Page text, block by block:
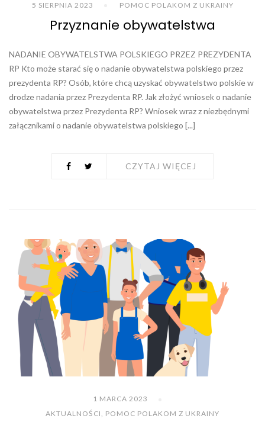
5 SIERPNIA 2023 POMOC POLAKOM Z UKRAINY
Przyznanie obywatelstwa
NADANIE OBYWATELSTWA POLSKIEGO PRZEZ PREZYDENTA
RP Kto może starać się o nadanie obywatelstwa polskiego przez
prezydenta RP? Osób, które chcą uzyskać obywatelstwo polskie w
drodze nadania przez Prezydenta RP. Jak złożyć wniosek o nadanie
obywatelstwa przez Prezydenta RP? Wniosek wraz z niezbędnymi
załącznikami o nadanie obywatelstwa polskiego [...]
CZYTAJ WIĘCEJ
1 MARCA 2023
AKTUALNOŚCI, POMOC POLAKOM Z UKRAINY